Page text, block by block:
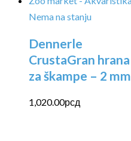
Nema na stanju
Dennerle
CrustaGran hrana
za škampe – 2 mm
1,020.00рсд